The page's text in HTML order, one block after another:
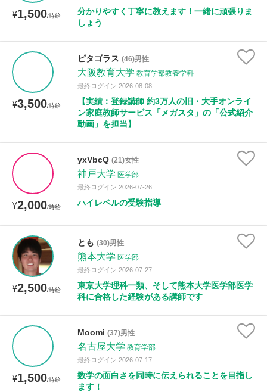
¥1,500/時給
分かりやすく丁寧に教えます！一緒に頑張りま
しょう
¥3,500/時給
ピタゴラス (46)男性
大阪教育大学 教育学部教養学科
最終ログイン:2026-08-08
【実績：登録講師 約3万人の旧・大手オンライ
ン家庭教師サービス「メガスタ」の「公式紹介
動画」を担当】
¥2,000/時給
yxVbcQ (21)女性
神戸大学 医学部
最終ログイン:2026-07-26
ハイレベルの受験指導
¥2,500/時給
とも (30)男性
熊本大学 医学部
最終ログイン:2026-07-27
東京大学理科一類、そして熊本大学医学部医学
科に合格した経験がある講師です
¥1,500/時給
Moomi (37)男性
名古屋大学 教育学部
最終ログイン:2026-07-17
数学の面白さを同時に伝えられることを目指し
ます！